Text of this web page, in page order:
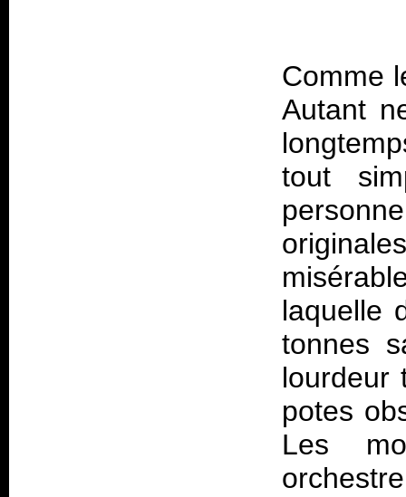
Comme
Autant
tout
laquelle
tonnes
lourdeur
potes
Les